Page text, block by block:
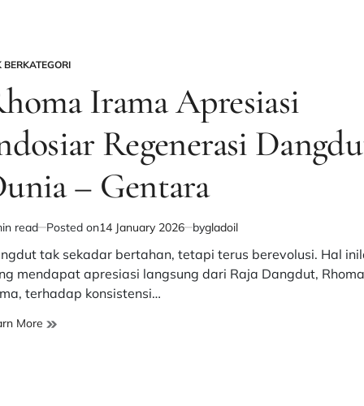
Gentara
BERKATEGORI
Irama Apresiasi
Regenerasi
– Gentara
read Posted on14 January 2026 bygladoil
tak sekadar bertahan, tetapi terus berevolusi. Hal
mendapat apresiasi langsung dari Raja Dangdut, Rhoma
terhadap konsistensi…
More Rhoma